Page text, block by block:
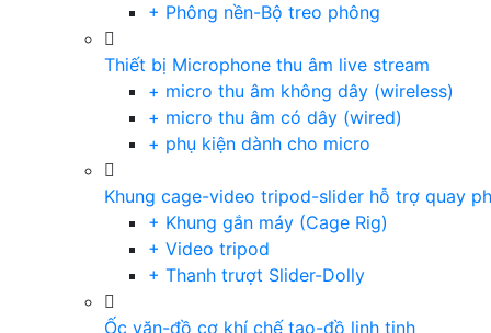
+ Phông nền-Bộ treo phông
Thiết bị Microphone thu âm live stream
+ micro thu âm không dây (wireless)
+ micro thu âm có dây (wired)
+ phụ kiện dành cho micro
Khung cage-video tripod-slider hỗ trợ quay
+ Khung gắn máy (Cage Rig)
+ Video tripod
+ Thanh trượt Slider-Dolly
Ốc vặn-đồ cơ khí chế tạo-đồ linh tinh